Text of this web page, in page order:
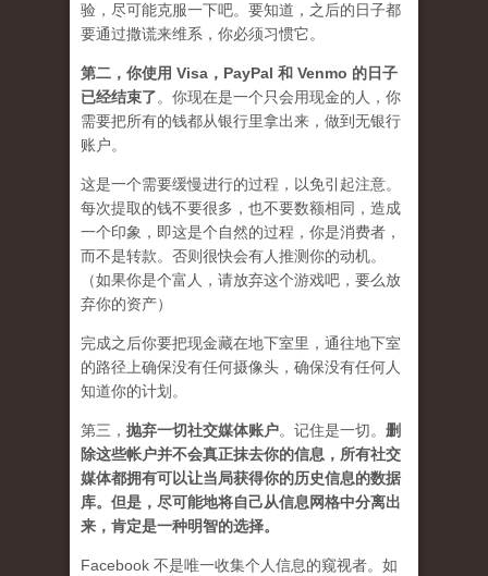
验，尽可能克服一下吧。要知道，之后的日子都
要通过撒谎来维系，你必须习惯它。
第二， 你使用 Visa，PayPal 和 Venmo 的日子
已经结束了。你现在是一个只会用现金的人，你
需要把所有的钱都从银行里拿出来，做到无银行
账户。
这是一个需要缓慢进行的过程，以免引起注意。
每次提取的钱不要很多，也不要数额相同，造成
一个印象，即这是个自然的过程，你是消费者，
而不是转款。否则很快会有人推测你的动机。
（如果你是个富人，请放弃这个游戏吧，要么放
弃你的资产）
完成之后你要把现金藏在地下室里，通往地下室
的路径上确保没有任何摄像头，确保没有任何人
知道你的计划。
第三， 抛弃一切社交媒体账户。记住是一切。 删
除这些帐户并不会真正抹去你的信息，所有社交
媒体都拥有可以让当局获得你的历史信息的数据
库。但是，尽可能地将自己从信息网格中分离出
来，肯定是一种明智的选择。
Facebook 不是唯一收集个人信息的窥视者。如